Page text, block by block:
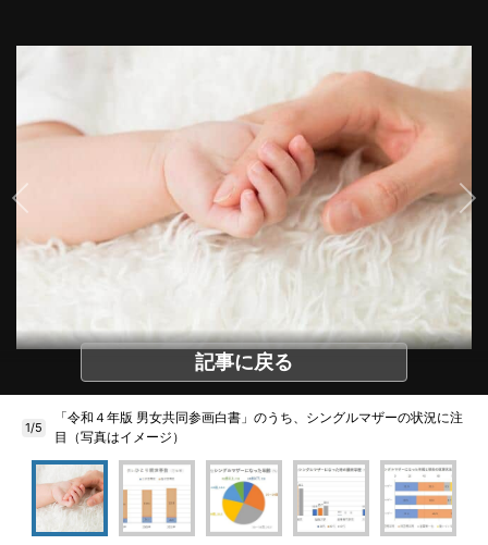
記事に戻る
1/5
「令和４年版 男女共同参画白書」のうち、シングルマザーの状況に注
目（写真はイメージ）